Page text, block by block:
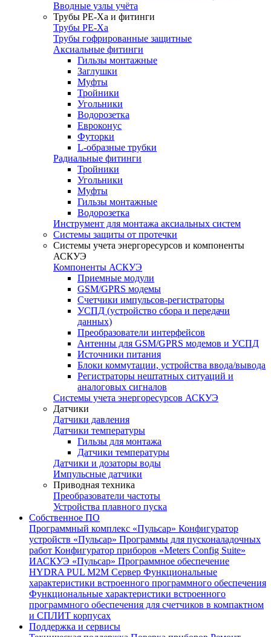
Вводные узлы учёта
Трубы РЕ-Ха и фитинги
Трубы РЕ-Ха
Трубы гофрированные защитные
Аксиальные фитинги
Гильзы монтажные
Заглушки
Муфты
Тройники
Угольники
Водорозетка
Евроконус
Футорки
L-образные трубки
Радиальные фитинги
Тройники
Угольники
Муфты
Гильзы монтажные
Водорозетка
Инструмент для монтажа аксиальных систем
Системы защиты от протечки
Системы учета энергоресурсов и компоненты
АСКУЭ
Компоненты АСКУЭ
Приемные модули
GSM/GPRS модемы
Счетчики импульсов-регистраторы
УСПД (устройство сбора и передачи
данных)
Преобразователи интерфейсов
Антенны для GSM/GPRS модемов и УСПД
Источники питания
Блоки коммутации, устройства ввода/вывода
Регистраторы нештатных ситуаций и
аналоговых сигналов
Системы учета энергоресурсов АСКУЭ
Датчики
Датчики давления
Датчики температуры
Гильзы для монтажа
Датчики температуры
Датчики и дозаторы воды
Импульсные датчики
Приводная техника
Преобразователи частоты
Устройства плавного пуска
Собственное ПО
Программный комплекс «Пульсар» Конфигуратор
устройств «Пульсар» Программы для пусконаладочных
работ Конфигуратор приборов «Meters Config Suite»
ИАСКУЭ «Пульсар» Программное обеспечение
HYDRA PUL M2M Сервер Функциональные
характеристики встроенного программного обеспечения
Функциональные характеристики встроенного
программного обеспечения для счетчиков в компактном
и СПЛИТ корпусах
Поддержка и сервисы